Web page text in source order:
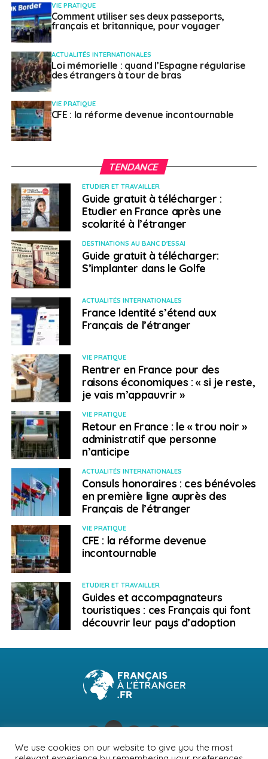
Laura Mousnier
VIE PRATIQUE
Comment utiliser ses deux passeports,
français et britannique, pour voyager
ACTUALITÉS INTERNATIONALES
Loi mémorielle : quand l’Espagne régularise
des étrangers à tour de bras
VIE PRATIQUE
CFE : la réforme devenue incontournable
TENDANCE
ETUDIER ET TRAVAILLER
Guide gratuit à télécharger :
Etudier en France après une
scolarité à l’étranger
DESTINATIONS AU BANC D'ESSAI
Guide gratuit à télécharger:
S’implanter dans le Golfe
ACTUALITÉS INTERNATIONALES
France Identité s’étend aux
Français de l’étranger
VIE PRATIQUE
Rentrer en France pour des
raisons économiques : « si je reste,
je vais m’appauvrir »
VIE PRATIQUE
Retour en France : le « trou noir »
administratif que personne
n’anticipe
ACTUALITÉS INTERNATIONALES
Consuls honoraires : ces bénévoles
en première ligne auprès des
Français de l’étranger
VIE PRATIQUE
CFE : la réforme devenue
incontournable
ETUDIER ET TRAVAILLER
Guides et accompagnateurs
touristiques : ces Français qui font
découvrir leur pays d’adoption
We use cookies on our website to give you the most